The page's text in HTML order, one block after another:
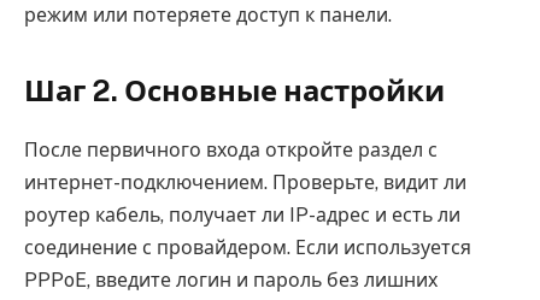
режим или потеряете доступ к панели.
Шаг 2. Основные настройки
После первичного входа откройте раздел с
интернет-подключением. Проверьте, видит ли
роутер кабель, получает ли IP-адрес и есть ли
соединение с провайдером. Если используется
PPPoE, введите логин и пароль без лишних